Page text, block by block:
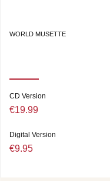
WORLD MUSETTE
CD Version
€19.99
Digital Version
€9.95